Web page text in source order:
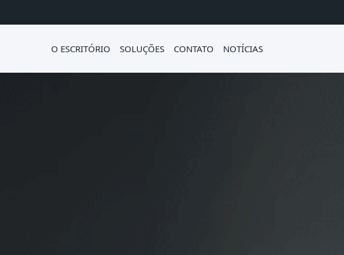
O ESCRITÓRIO SOLUÇÕES CONTATO NOTÍCIAS